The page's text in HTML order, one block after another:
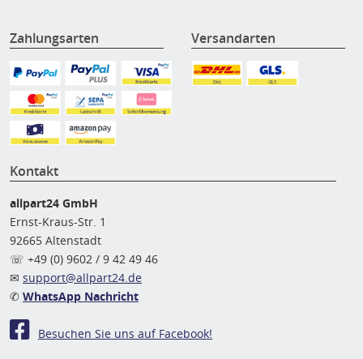
Zahlungsarten Versandarten
Kontakt
allpart24 GmbH
Ernst-Kraus-Str. 1
92665 Altenstadt
☏ +49 (0) 9602 / 9 42 49 46
✉ support@allpart24.de
✆ WhatsApp Nachricht
Besuchen Sie uns auf Facebook!